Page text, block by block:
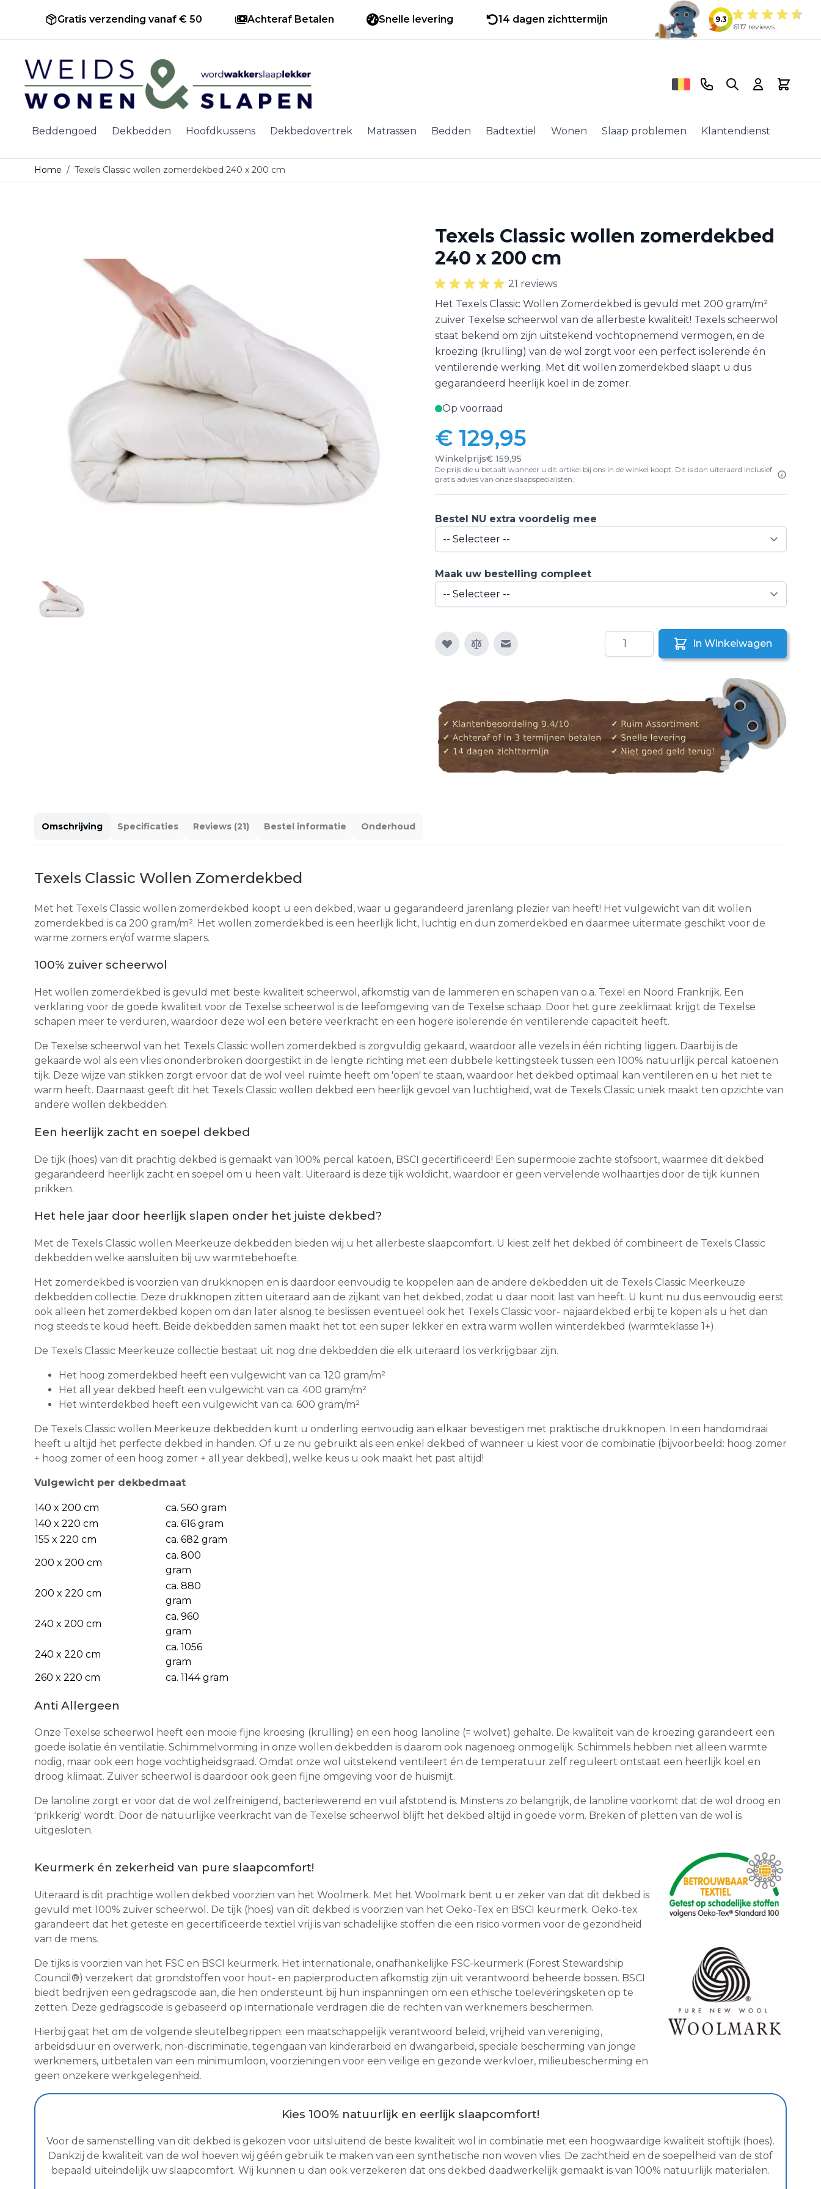
Gratis verzending vanaf € 50 Achteraf Betalen Snelle levering 14 dagen zichttermijn
9.3
6117 reviews
Ga naar de inhoud
Beddengoed Dekbedden Hoofdkussens Dekbedovertrek Matrassen Bedden Badtextiel Wonen Slaap problemen Klantendienst
Telefoonnummer
Search Cart
Home / Texels Classic wollen zomerdekbed 240 x 200 cm
Texels Classic wollen zomerdekbed
240 x 200 cm
21 reviews
Het Texels Classic Wollen Zomerdekbed is gevuld met 200 gram/m²
zuiver Texelse scheerwol van de allerbeste kwaliteit! Texels scheerwol
staat bekend om zijn uitstekend vochtopnemend vermogen, en de
kroezing (krulling) van de wol zorgt voor een perfect isolerende én
ventilerende werking. Met dit wollen zomerdekbed slaapt u dus
gegarandeerd heerlijk koel in de zomer.
Op voorraad
€ 129,95
Winkelprijs€ 159,95
De prijs die u betaalt wanneer u dit artikel bij ons in de winkel koopt. Dit is dan uiteraard inclusief
gratis advies van onze slaapspecialisten.
Bestel NU extra voordelig mee
Maak uw bestelling compleet
E-mail naar een vriend
Aantal
In Winkelwagen
Omschrijving Specificaties Reviews (21) Bestel informatie Onderhoud
Texels Classic Wollen Zomerdekbed
Met het Texels Classic wollen zomerdekbed koopt u een dekbed, waar u gegarandeerd jarenlang plezier van heeft! Het vulgewicht van dit wollen
zomerdekbed is ca 200 gram/m². Het wollen zomerdekbed is een heerlijk licht, luchtig en dun zomerdekbed en daarmee uitermate geschikt voor de
warme zomers en/of warme slapers.
100% zuiver scheerwol
Het wollen zomerdekbed is gevuld met beste kwaliteit scheerwol, afkomstig van de lammeren en schapen van o.a. Texel en Noord Frankrijk. Een
verklaring voor de goede kwaliteit voor de Texelse scheerwol is de leefomgeving van de Texelse schaap. Door het gure zeeklimaat krijgt de Texelse
schapen meer te verduren, waardoor deze wol een betere veerkracht en een hogere isolerende én ventilerende capaciteit heeft.
De Texelse scheerwol van het Texels Classic wollen zomerdekbed is zorgvuldig gekaard, waardoor alle vezels in één richting liggen. Daarbij is de
gekaarde wol als een vlies ononderbroken doorgestikt in de lengte richting met een dubbele kettingsteek tussen een 100% natuurlijk percal katoenen
tijk. Deze wijze van stikken zorgt ervoor dat de wol veel ruimte heeft om 'open' te staan, waardoor het dekbed optimaal kan ventileren en u het niet te
warm heeft. Daarnaast geeft dit het Texels Classic wollen dekbed een heerlijk gevoel van luchtigheid, wat de Texels Classic uniek maakt ten opzichte van
andere wollen dekbedden.
Een heerlijk zacht en soepel dekbed
De tijk (hoes) van dit prachtig dekbed is gemaakt van 100% percal katoen, BSCI gecertificeerd! Een supermooie zachte stofsoort, waarmee dit dekbed
gegarandeerd heerlijk zacht en soepel om u heen valt. Uiteraard is deze tijk woldicht, waardoor er geen vervelende wolhaartjes door de tijk kunnen
prikken.
Het hele jaar door heerlijk slapen onder het juiste dekbed?
Met de Texels Classic wollen Meerkeuze dekbedden bieden wij u het allerbeste slaapcomfort. U kiest zelf het dekbed óf combineert de Texels Classic
dekbedden welke aansluiten bij uw warmtebehoefte.
Het zomerdekbed is voorzien van drukknopen en is daardoor eenvoudig te koppelen aan de andere dekbedden uit de Texels Classic Meerkeuze
dekbedden collectie. Deze drukknopen zitten uiteraard aan de zijkant van het dekbed, zodat u daar nooit last van heeft. U kunt nu dus eenvoudig eerst
ook alleen het zomerdekbed kopen om dan later alsnog te beslissen eventueel ook het Texels Classic voor- najaardekbed erbij te kopen als u het dan
nog steeds te koud heeft. Beide dekbedden samen maakt het tot een super lekker en extra warm wollen winterdekbed (warmteklasse 1+).
De Texels Classic Meerkeuze collectie bestaat uit nog drie dekbedden die elk uiteraard los verkrijgbaar zijn.
Het hoog zomerdekbed heeft een vulgewicht van ca. 120 gram/m²
Het all year dekbed heeft een vulgewicht van ca. 400 gram/m²
Het winterdekbed heeft een vulgewicht van ca. 600 gram/m²
De Texels Classic wollen Meerkeuze dekbedden kunt u onderling eenvoudig aan elkaar bevestigen met praktische drukknopen. In een handomdraai
heeft u altijd het perfecte dekbed in handen. Of u ze nu gebruikt als een enkel dekbed of wanneer u kiest voor de combinatie (bijvoorbeeld: hoog zomer
+ hoog zomer of een hoog zomer + all year dekbed), welke keus u ook maakt het past altijd!
Vulgewicht per dekbedmaat
140 x 200 cm
ca. 560 gram
140 x 220 cm
ca. 616 gram
155 x 220 cm
ca. 682 gram
200 x 200 cm
ca. 800
gram
200 x 220 cm
ca. 880
gram
240 x 200 cm
ca. 960
gram
240 x 220 cm
ca. 1056
gram
260 x 220 cm
ca. 1144 gram
Anti Allergeen
Onze Texelse scheerwol heeft een mooie fijne kroesing (krulling) en een hoog lanoline (= wolvet) gehalte. De kwaliteit van de kroezing garandeert een
goede isolatie én ventilatie. Schimmelvorming in onze wollen dekbedden is daarom ook nagenoeg onmogelijk. Schimmels hebben niet alleen warmte
nodig, maar ook een hoge vochtigheidsgraad. Omdat onze wol uitstekend ventileert én de temperatuur zelf reguleert ontstaat een heerlijk koel en
droog klimaat. Zuiver scheerwol is daardoor ook geen fijne omgeving voor de huismijt.
De lanoline zorgt er voor dat de wol zelfreinigend, bacteriewerend en vuil afstotend is. Minstens zo belangrijk, de lanoline voorkomt dat de wol droog en
'prikkerig' wordt. Door de natuurlijke veerkracht van de Texelse scheerwol blijft het dekbed altijd in goede vorm. Breken of pletten van de wol is
uitgesloten.
Keurmerk én zekerheid van pure slaapcomfort!
Uiteraard is dit prachtige wollen dekbed voorzien van het Woolmerk. Met het Woolmark bent u er zeker van dat dit dekbed is
gevuld met 100% zuiver scheerwol. De tijk (hoes) van dit dekbed is voorzien van het Oeko-Tex en BSCI keurmerk. Oeko-tex
garandeert dat het geteste en gecertificeerde textiel vrij is van schadelijke stoffen die een risico vormen voor de gezondheid
van de mens.
De tijks is voorzien van het FSC en BSCI keurmerk. Het internationale, onafhankelijke FSC-keurmerk (Forest Stewardship
Council®) verzekert dat grondstoffen voor hout- en papierproducten afkomstig zijn uit verantwoord beheerde bossen. BSCI
biedt bedrijven een gedragscode aan, die hen ondersteunt bij hun inspanningen om een ethische toeleveringsketen op te
zetten. Deze gedragscode is gebaseerd op internationale verdragen die de rechten van werknemers beschermen.
Hierbij gaat het om de volgende sleutelbegrippen: een maatschappelijk verantwoord beleid, vrijheid van vereniging,
arbeidsduur en overwerk, non-discriminatie, tegengaan van kinderarbeid en dwangarbeid, speciale bescherming van jonge
werknemers, uitbetalen van een minimumloon, voorzieningen voor een veilige en gezonde werkvloer, milieubescherming en
geen onzekere werkgelegenheid.
Kies 100% natuurlijk en eerlijk slaapcomfort!
Voor de samenstelling van dit dekbed is gekozen voor uitsluitend de beste kwaliteit wol in combinatie met een hoogwaardige kwaliteit stoftijk (hoes).
Dankzij de kwaliteit van de wol hoeven wij géén gebruik te maken van een synthetische non woven vlies. De zachtheid en de soepelheid van de stof
bepaald uiteindelijk uw slaapcomfort. Wij kunnen u dan ook verzekeren dat ons dekbed daadwerkelijk gemaakt is van 100% natuurlijk materialen.